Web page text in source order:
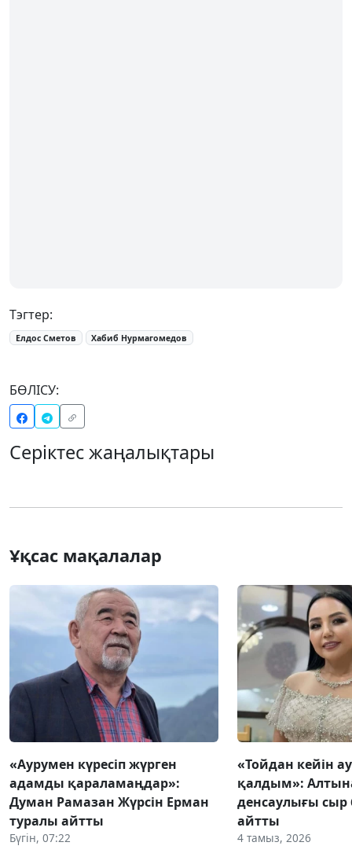
Тэгтер:
Елдос Сметов Хабиб Нурмагомедов
БӨЛІСУ:
Серіктес жаңалықтары
Ұқсас мақалалар
«Аурумен күресіп жүрген
адамды қараламаңдар»:
Думан Рамазан Жүрсін Ерман
туралы айтты
Бүгін, 07:22
«Тойдан кейін
қалдым»:
денсаулығы сыр
айтты
4 тамыз, 2026